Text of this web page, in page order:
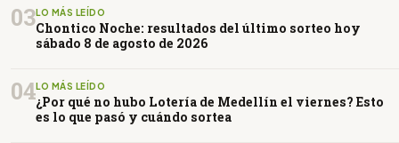
03LO MÁS LEÍDO
Chontico Noche: resultados del último sorteo hoy
sábado 8 de agosto de 2026
04LO MÁS LEÍDO
¿Por qué no hubo Lotería de Medellín el viernes? Esto
es lo que pasó y cuándo sortea